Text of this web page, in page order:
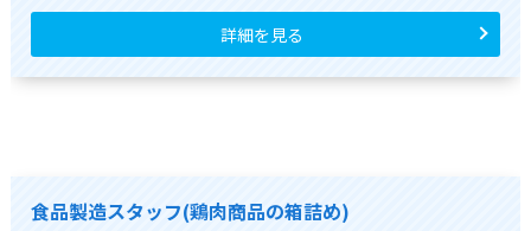
詳細を見る
食品製造スタッフ(鶏肉商品の箱詰め)